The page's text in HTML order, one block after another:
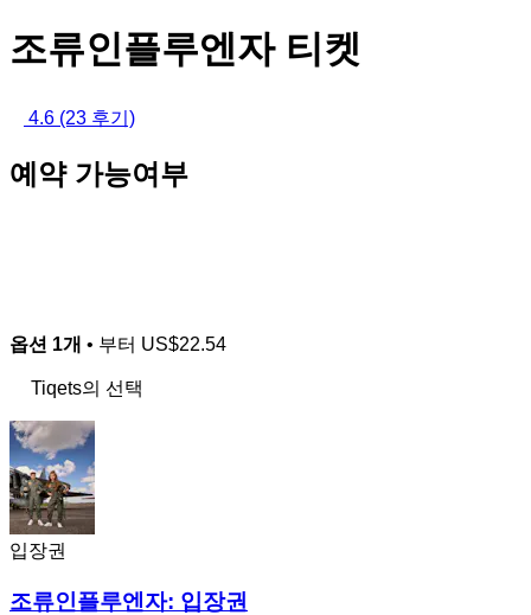
조류인플루엔자 티켓
4.6 (23 후기)
예약 가능여부
옵션 1개 • 부터 US$22.54
Tiqets의 선택
입장권
조류인플루엔자: 입장권